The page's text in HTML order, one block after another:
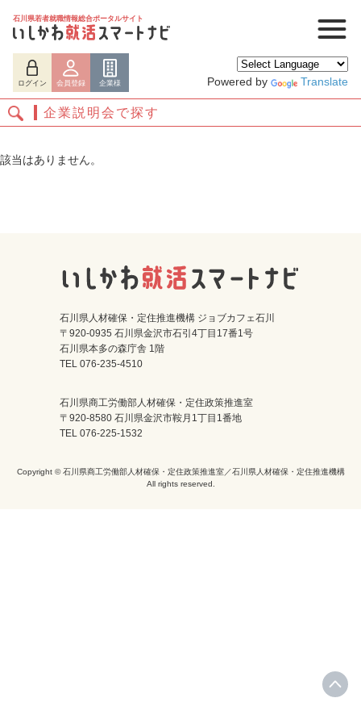
石川県若者就職情報総合ポータルサイト
ログイン 会員登録 企業様 Powered by Translate
ログイン 会員登録
企業説明会で探す
該当はありません。
石川県人材確保・定住推進機構 ジョブカフェ石川
〒920-0935 石川県金沢市石引4丁目17番1号
石川県本多の森庁舎 1階
TEL 076-235-4510
石川県商工労働部人材確保・定住政策推進室
〒920-8580 石川県金沢市鞍月1丁目1番地
TEL 076-225-1532
Copyright © 石川県商工労働部人材確保・定住政策推進室／石川県人材確保・定住推進機構
All rights reserved.